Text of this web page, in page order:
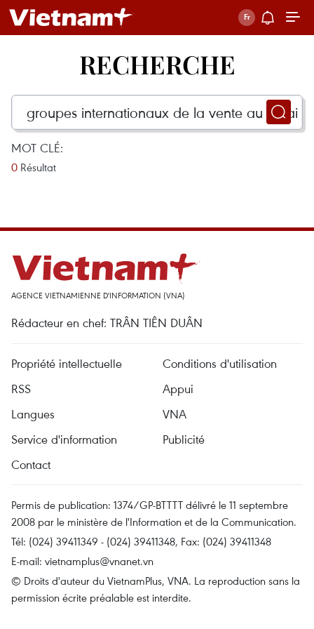
RECHERCHE
MOT CLÉ:
0 Résultat
AGENCE VIETNAMIENNE D'INFORMATION (VNA)
Rédacteur en chef: TRÂN TIÊN DUÂN
Propriété intellectuelle
Conditions d'utilisation
RSS
Appui
Langues
VNA
Service d'information
Publicité
Contact
Permis de publication: 1374/GP-BTTTT délivré le 11 septembre
2008 par le ministère de l'Information et de la Communication.
Tél: (024) 39411349 - (024) 39411348, Fax: (024) 39411348
E-mail: vietnamplus@vnanet.vn
© Droits d'auteur du VietnamPlus, VNA. La reproduction sans la
permission écrite préalable est interdite.